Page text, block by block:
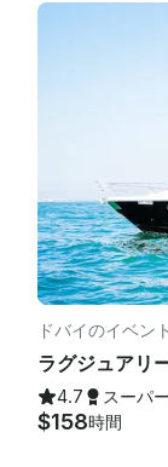
リンク、
、オンボードサ
- - 、スピーカー
オプション追加サ
- 要リクエスト、
ンウォータースポ
ドバイのイベント
4.7 スーパ
$158時間